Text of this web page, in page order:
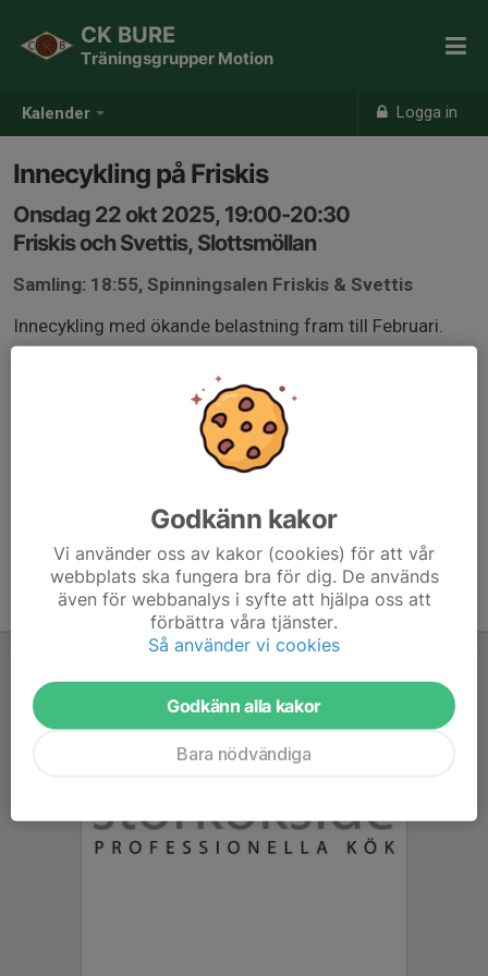
Kalender Logga in
CK BURE
Träningsgrupper Motion
Innecykling på Friskis
Onsdag 22 okt 2025, 19:00-20:30
Friskis och Svettis, Slottsmöllan
Samling: 18:55, Spinningsalen Friskis & Svettis
Innecykling med ökande belastning fram till Februari.
Godkänn kakor
Vi använder oss av kakor (cookies) för att vår
webbplats ska fungera bra för dig. De används
även för webbanalys i syfte att hjälpa oss att
förbättra våra tjänster.
Så använder vi cookies
Godkänn alla kakor
Bara nödvändiga